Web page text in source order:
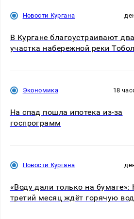
Новости Кургана
В Кургане благоустраивают два
участка набережной реки Тобол
Экономика 18
На спад пошла ипотека из-за
госпрограмм
Новости Кургана
«Воду дали только на бумаге»:
третий месяц ждёт горячую